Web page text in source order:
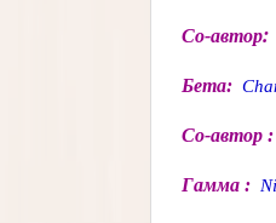
Со-автор:
Бета:
Со-автор :
Гамма :